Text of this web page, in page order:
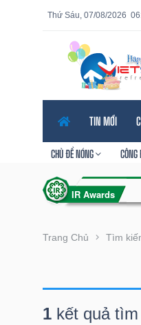
Thứ Sáu, 07/08/2026
TIN MỚI
CHỦ ĐỀ NÓNG CÔNG
Trang Chủ Tìm
1 kết quả
Tính năng
năng
VIETSTOCK
KHOÁN